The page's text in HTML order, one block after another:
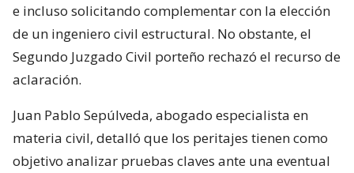
e incluso solicitando complementar con la elección
de un ingeniero civil estructural. No obstante, el
Segundo Juzgado Civil porteño rechazó el recurso de
aclaración.
Juan Pablo Sepúlveda, abogado especialista en
materia civil, detalló que los peritajes tienen como
objetivo analizar pruebas claves ante una eventual